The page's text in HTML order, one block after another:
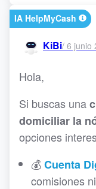
IA HelpMyCash
KiBi/ 6 junio
Hola,
Si buscas una
domiciliar la
opciones
💰Cuenta
comisiones